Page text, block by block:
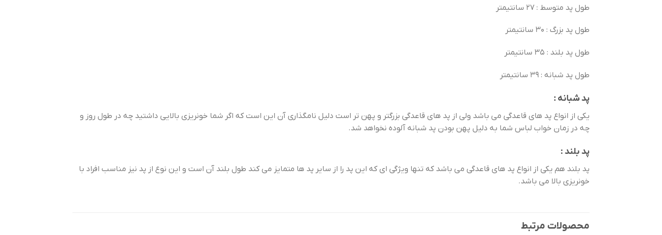
طول پد متوسط : 27 سانتیمتر
طول پد بزرگ : 30 سانتیمتر
طول پد بلند : 35 سانتیمتر
طول پد شبانه : 39 سانتیمتر
پد شبانه :
یکی از انواع پد های قاعدگی می باشد ولی از پد های قاعدگی بزرگتر و پهن تر است دلیل نامگذاری آن این است که اگر شما خونریزی بالایی داشتید چه در طول روز و
چه در زمان خواب لباس شما به دلیل پهن بودن پد شبانه آلوده نخواهد شد.
پد بلند :
پد بلند هم یکی از انواع پد های قاعدگی می باشد که تنها ویژگی ای که این پد را از سایر پد ها متمایز می کند طول بلند آن است و این نوع از پد نیز مناسب افراد با
خونریزی بالا می باشد.
محصولات مرتبط